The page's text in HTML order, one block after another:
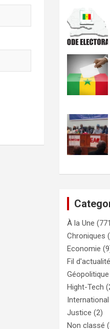
À la Une
Chroniques
Economie
Fil d'actualité
Géopolitique
Hight-Tech
International
Justice (2)
Non classé